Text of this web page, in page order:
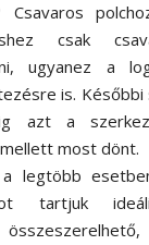
Csavaros
csak
ugyanez a
is. Későbbi
azt a
most dönt.
legtöbb
tartjuk